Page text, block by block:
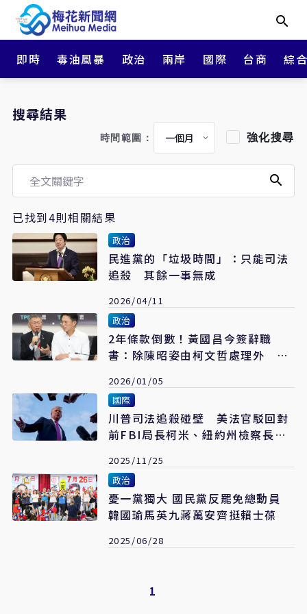
即時 毒油風暴 政治 兩岸 國際 台商 綜
搜尋結果
時間範圍： 強化搜尋
已找到4則相關結果
政治
民進黨的「垃圾時間」：只能司法
追殺 其餘一事無成
2026/04/11
政治
2年條款倒數！黃國昌今簽辭職
書：除陳昭姿由柯文哲處理外 其
2026/01/05
國際
川普司法追殺碰壁 美法官駁回對
前FBI局長柯米、紐約州檢察長起
2025/11/25
政治
憂一黨獨大 國民黨反罷免總動員
韓國瑜馬英九蔣萬安齊挺賴士葆
2025/06/28
1